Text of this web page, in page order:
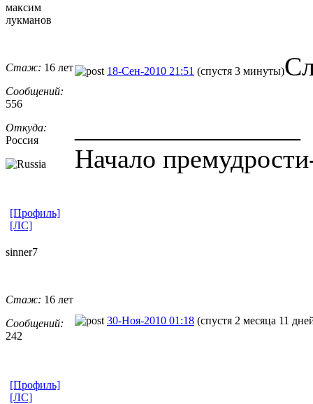
максим
лукманов
Стаж: 16 лет
Сообщений:
556
Откуда:
Россия
18-Сен-2010 21:51 (спустя 3 минуты)
Начало
[Профиль]
[ЛС]
sinner7
Стаж: 16 лет
Сообщений:
242
30-Ноя-2010 01:18 (спустя 2 месяца 11
[Профиль]
[ЛС]